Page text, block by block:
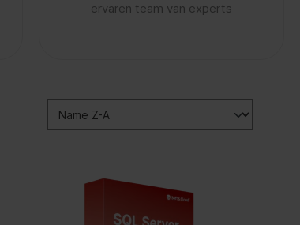
ervaren team van experts